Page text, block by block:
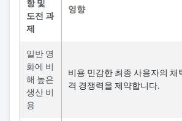
항 및
도전 과
제
영향
일반 영
화에 비
해 높은
생산 비
용
비용 민감한 최종 사용자의 채
격 경쟁력을 제약합니다.